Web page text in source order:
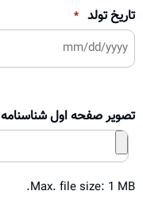
تاریخ تولد *
تصویر صفحه اول شناسنامه
Max. file size: 1 MB.